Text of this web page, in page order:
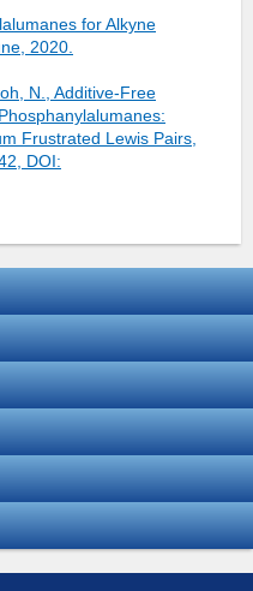
for Alkyne
2020.
N., Additive‐Free
Frustrated Lewis Pairs,
DOI: